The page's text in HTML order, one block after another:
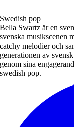
Swedish pop
Bella Swartz är en
svenska musikscenen
catchy melodier och
generationen av
genom sina
swedish pop.